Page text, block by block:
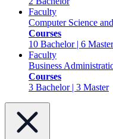
Faculty
Computer Science
Courses
10 Bachelor | 6 Master
Faculty
Business
Courses
3 Bachelor | 3 Master